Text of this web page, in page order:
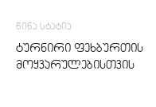
წინა სტატია
ტურნირი ფეხბურთის
მოყვარულებისთვის